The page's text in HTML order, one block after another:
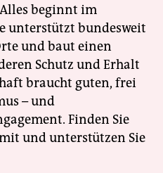
beginnt im
unterstützt bundesweit
und baut einen
Schutz und Erhalt
braucht guten, frei
– und
Finden Sie
und unterstützen Sie